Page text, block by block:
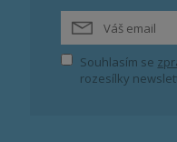
Souhlasím se
rozesílky